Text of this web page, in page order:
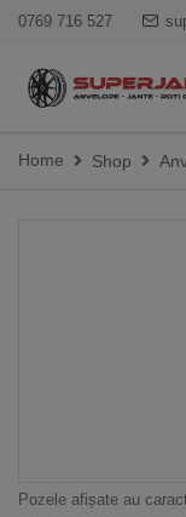
0769 716 527
Home Shop
Pozele afișate au